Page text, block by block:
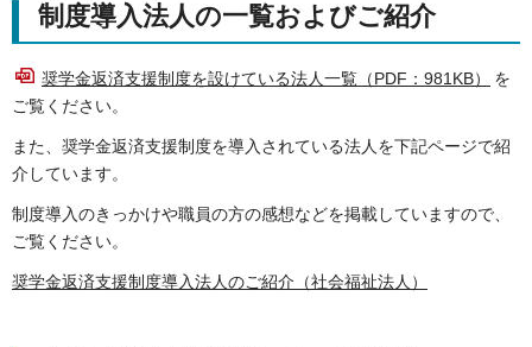
制度導入法人の一覧およびご紹介
奨学金返済支援制度を設けている法人一覧（PDF：981KB）
を
ご覧ください。
また、奨学金返済支援制度を導入されている法人を下記ページで紹
介しています。
制度導入のきっかけや職員の方の感想などを掲載していますので、
ご覧ください。
奨学金返済支援制度導入法人のご紹介（社会福祉法人）